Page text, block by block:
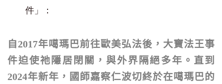
件」：
自2017年噶瑪巴前往歐美弘法後，大寶法王事
件迫使祂隱居閉關，與外界隔絕多年。直到
2024年新年，國師嘉察仁波切終於在噶瑪巴的